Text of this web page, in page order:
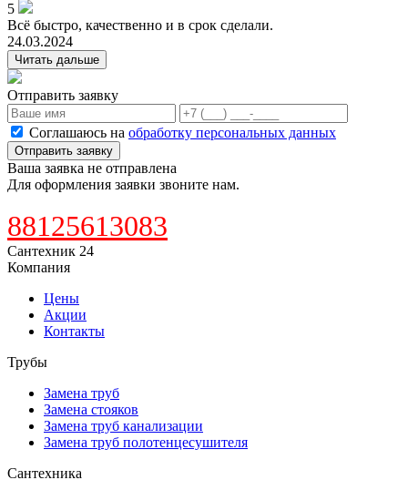
5
Всё быстро, качественно и в срок сделали.
24.03.2024
Читать дальше
Отправить заявку
Соглашаюсь на обработку персональных данных
Отправить заявку
Ваша заявка не отправлена
Для оформления заявки звоните нам.
88125613083
Сантехник 24
Компания
Цены
Акции
Контакты
Трубы
Замена труб
Замена стояков
Замена труб канализации
Замена труб полотенцесушителя
Сантехника